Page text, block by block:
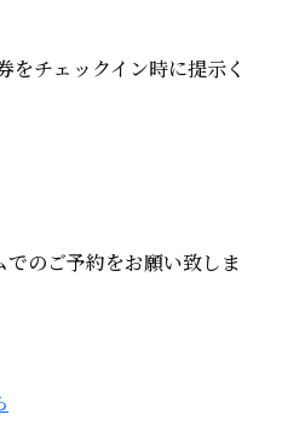
をチェックイン時に提示く
でのご予約をお願い致しま